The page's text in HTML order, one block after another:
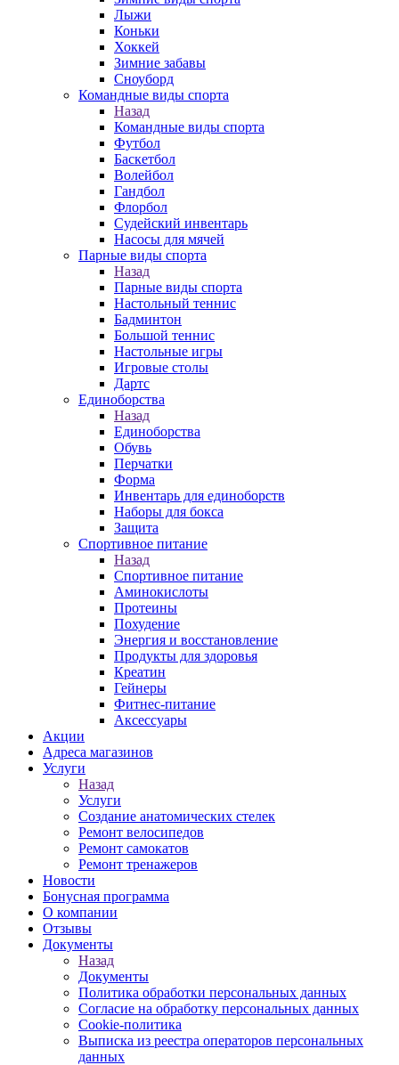
Лыжи
Коньки
Хоккей
Зимние забавы
Сноуборд
Командные виды спорта
Назад
Командные виды спорта
Футбол
Баскетбол
Волейбол
Гандбол
Флорбол
Судейский инвентарь
Насосы для мячей
Парные виды спорта
Назад
Парные виды спорта
Настольный теннис
Бадминтон
Большой теннис
Настольные игры
Игровые столы
Дартс
Единоборства
Назад
Единоборства
Обувь
Перчатки
Форма
Инвентарь для единоборств
Наборы для бокса
Защита
Спортивное питание
Назад
Спортивное питание
Аминокислоты
Протеины
Похудение
Энергия и восстановление
Продукты для здоровья
Креатин
Гейнеры
Фитнес-питание
Аксессуары
Акции
Адреса магазинов
Услуги
Назад
Услуги
Создание анатомических стелек
Ремонт велосипедов
Ремонт самокатов
Ремонт тренажеров
Новости
Бонусная программа
О компании
Отзывы
Документы
Назад
Документы
Политика обработки персональных данных
Согласие на обработку персональных данных
Cookie-политика
Выписка из реестра операторов персональных
данных